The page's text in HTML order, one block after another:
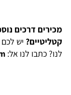
מכירים דרכים
קטליטיים? יש
לנו? כתבו לנו אל: